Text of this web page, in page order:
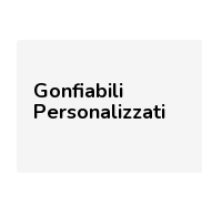
Gonfiabili
Personalizzati